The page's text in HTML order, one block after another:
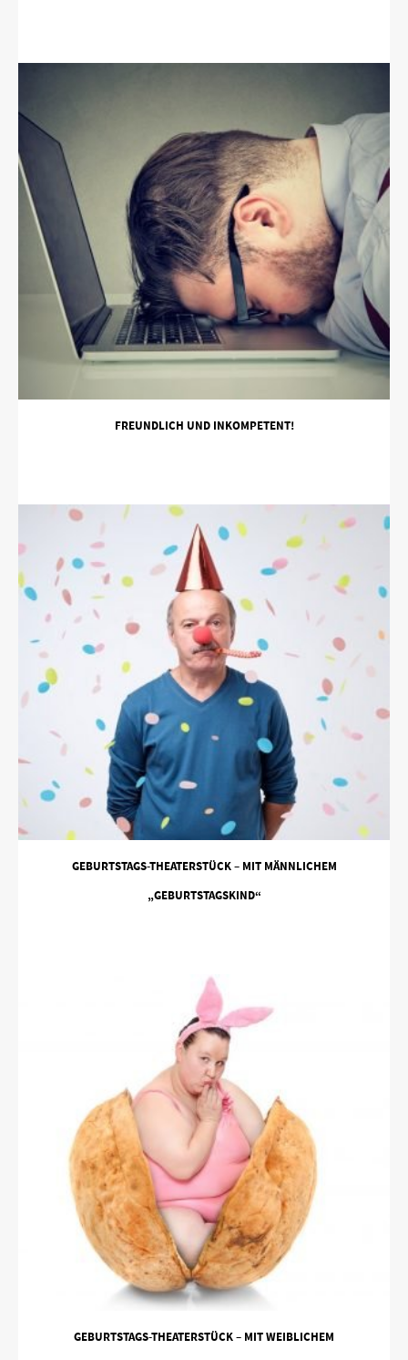
FREUNDLICH UND INKOMPETENT!
GEBURTSTAGS-THEATERSTÜCK – MIT MÄNNLICHEM
„GEBURTSTAGSKIND“
GEBURTSTAGS-THEATERSTÜCK – MIT WEIBLICHEM